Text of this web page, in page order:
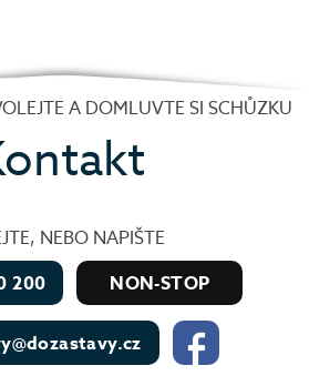
A DOMLUVTE SI SCHŮZKU
NEBO NAPIŠTE
200
NON-STOP